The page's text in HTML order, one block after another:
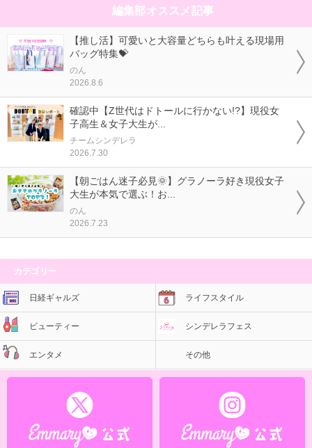
編集部オススメ記事
【推し活】可愛いと大容量どちらも叶える現場用
バッグ特集💝
のん
2026.8.6
確認中【Z世代はドトールに行かない!?】現役女
子高生＆女子大生が...
チームシンデレラ
2026.7.30
【朝ごはん迷子必見🌞】グラノーラ好き現役女子
大生が本気で選ぶ！お...
のん
2026.7.23
カテゴリー
日経ギャルズ ライフスタイル
ビューティー シンデレラフェス
エンタメ その他